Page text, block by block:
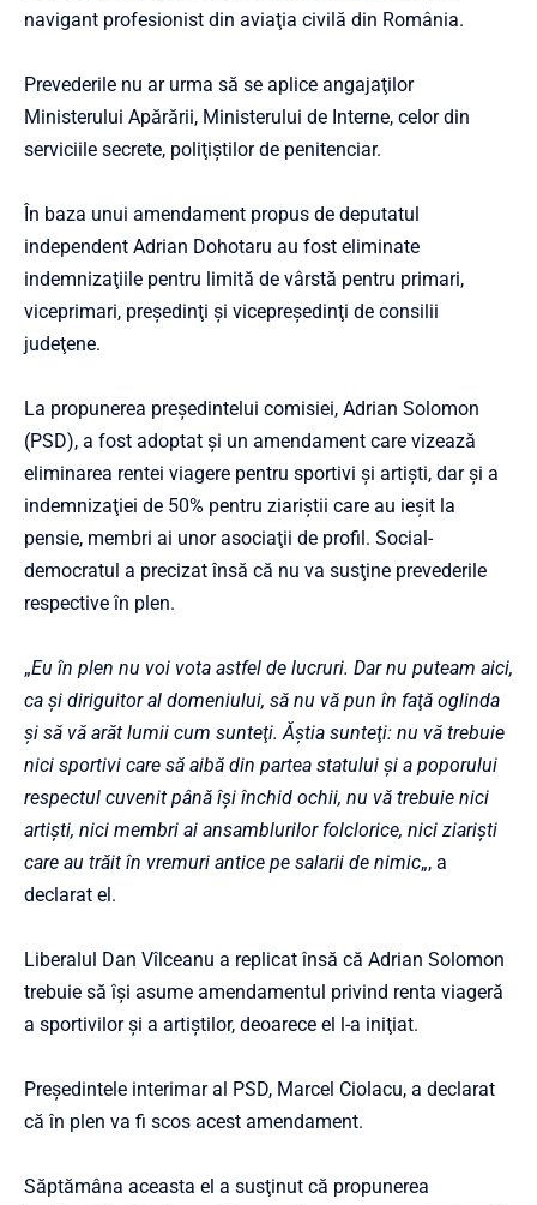
navigant profesionist din aviaţia civilă din România.
Prevederile nu ar urma să se aplice angajaţilor
Ministerului Apărării, Ministerului de Interne, celor din
serviciile secrete, poliţiştilor de penitenciar.
În baza unui amendament propus de deputatul
independent Adrian Dohotaru au fost eliminate
indemnizaţiile pentru limită de vârstă pentru primari,
viceprimari, preşedinţi şi vicepreşedinţi de consilii
judeţene.
La propunerea preşedintelui comisiei, Adrian Solomon
(PSD), a fost adoptat şi un amendament care vizează
eliminarea rentei viagere pentru sportivi şi artişti, dar şi a
indemnizaţiei de 50% pentru ziariştii care au ieşit la
pensie, membri ai unor asociaţii de profil. Social-
democratul a precizat însă că nu va susţine prevederile
respective în plen.
„Eu în plen nu voi vota astfel de lucruri. Dar nu puteam aici,
ca şi diriguitor al domeniului, să nu vă pun în faţă oglinda
şi să vă arăt lumii cum sunteţi. Ăştia sunteţi: nu vă trebuie
nici sportivi care să aibă din partea statului şi a poporului
respectul cuvenit până îşi închid ochii, nu vă trebuie nici
artişti, nici membri ai ansamblurilor folclorice, nici ziarişti
care au trăit în vremuri antice pe salarii de nimic„, a
declarat el.
Liberalul Dan Vîlceanu a replicat însă că Adrian Solomon
trebuie să îşi asume amendamentul privind renta viageră
a sportivilor şi a artiştilor, deoarece el l-a iniţiat.
Preşedintele interimar al PSD, Marcel Ciolacu, a declarat
că în plen va fi scos acest amendament.
Săptămâna aceasta el a susţinut că propunerea